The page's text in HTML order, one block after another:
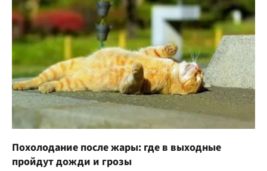
Похолодание после жары: где в выходные
пройдут дожди и грозы